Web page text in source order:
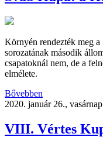
Környén rendezték meg
sorozatának második
csapatoknál nem, de a
elmélete.
Bővebben
2020. január 26.,
VIII. Vértes